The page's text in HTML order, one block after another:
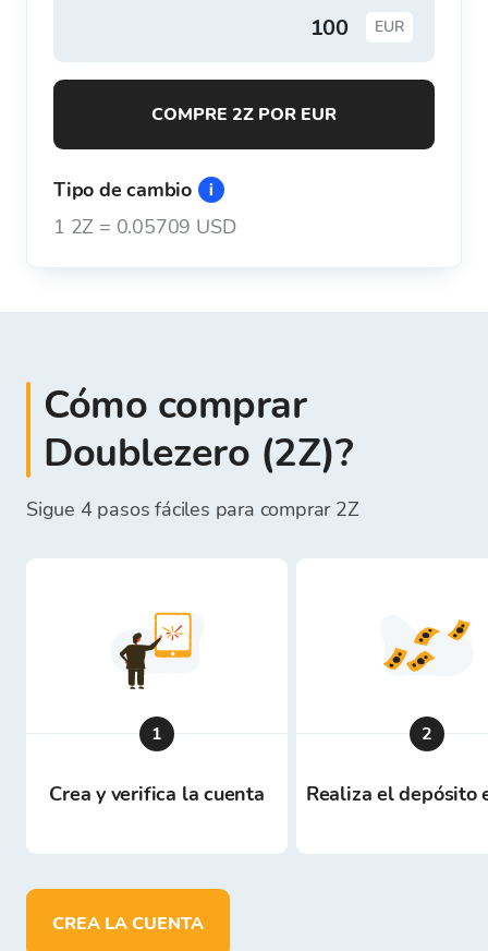
EUR
COMPRE 2Z POR EUR
Tipo de cambio
1 2Z = 0.05709 USD
Cómo comprar
Doublezero (2Z)?
Sigue 4 pasos fáciles para comprar 2Z
1
Crea y verifica la cuenta
2
Realiza el depósito
CREA LA CUENTA